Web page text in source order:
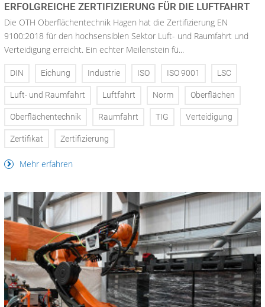
ERFOLGREICHE ZERTIFIZIERUNG FÜR DIE LUFTFAHRT
Die OTH Oberflächentechnik Hagen hat die Zertifizierung EN
9100:2018 für den hochsensiblen Sektor Luft- und Raumfahrt und
Verteidigung erreicht. Ein echter Meilenstein fü...
DIN Eichung Industrie ISO ISO 9001 LSC
Luft- und Raumfahrt Luftfahrt Norm Oberflächen
Oberflächentechnik Raumfahrt TIG Verteidigung
Zertifikat Zertifizierung
Mehr erfahren